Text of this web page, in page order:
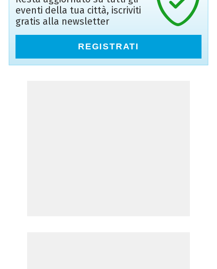
eventi della tua città, iscriviti
gratis alla newsletter
REGISTRATI